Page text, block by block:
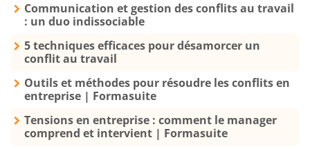
Communication et gestion des conflits au travail
: un duo indissociable
5 techniques efficaces pour désamorcer un
conflit au travail
Outils et méthodes pour résoudre les conflits en
entreprise | Formasuite
Tensions en entreprise : comment le manager
comprend et intervient | Formasuite